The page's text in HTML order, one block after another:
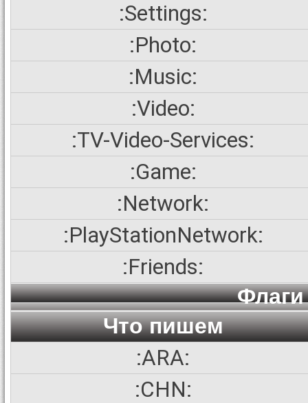
:Settings:
:Photo:
:Music:
:Video:
:TV-Video-Services:
:Game:
:Network:
:PlayStationNetwork:
:Friends:
Флаги
Что пишем
:ARA:
:CHN: